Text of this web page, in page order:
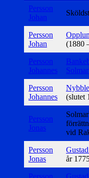
Persson
Johan
Persson
Johan
Persson
Johannes
Persson
Johannes
(slutet
Persson
Jonas
vid
Persson
Jonas
år
Persson